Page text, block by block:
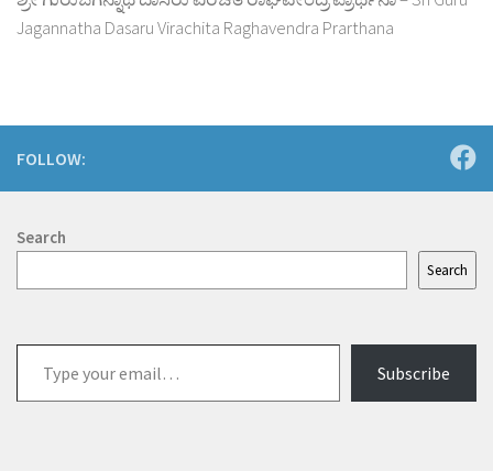
Jagannatha Dasaru Virachita Raghavendra Prarthana
FOLLOW:
Search
Search
your
email…
Subscribe